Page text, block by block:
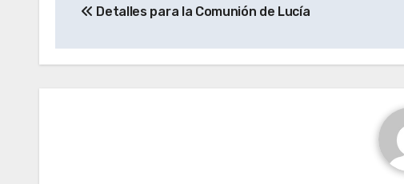
de
entradas
Detalles para la Comunión de Lucía